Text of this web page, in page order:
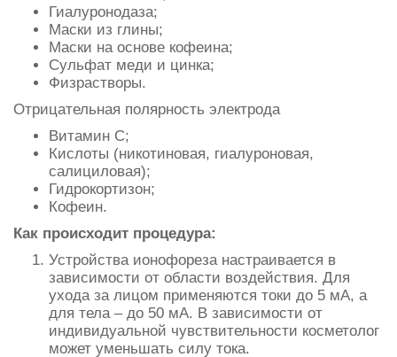
Гиалуронодаза;
Маски из глины;
Маски на основе кофеина;
Сульфат меди и цинка;
Физрастворы.
Отрицательная полярность электрода
Витамин С;
Кислоты (никотиновая, гиалуроновая,
салициловая);
Гидрокортизон;
Кофеин.
Как происходит процедура:
Устройства ионофореза настраивается в
зависимости от области воздействия. Для
ухода за лицом применяются токи до 5 мА, а
для тела – до 50 мА. В зависимости от
индивидуальной чувствительности косметолог
может уменьшать силу тока.